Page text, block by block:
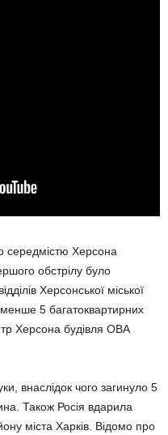
середмістю Херсона
обстрілу було
Херсонської міської
5 багатоквартирних
Херсона будівля ОВА
внаслідок чого загинуло 5
Також Росія вдарила
міста Харків. Відомо про